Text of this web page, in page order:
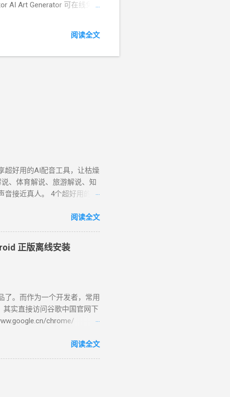
AI Art Generator 可在线免
时，您才需要付费。 之前分
阅读全文
超好用的AI配音工具，让枯燥
、体育解说、旅游解说、知
音接近真人。 4个超好用的AI
顿等，可实现与人声的语调
伊、晓甄；男配音员： 云
(男，西南，云贵川桂 )、 云
#features ( 官方改版无
法导出音频文件。可以使用
公司，一个快捷简便而且免
像和视频素材、滤镜、效
交媒体平台。 使用心得：
可导出视频和音频文件。虽
阅读全文
正版离线安装
了。而作为一个开发者，常用
实直接访问谷歌中国官网下
chrome/
是一个在线安装
，standalone(独立)，
阅读全文